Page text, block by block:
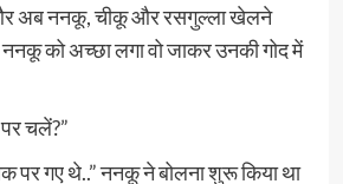
अब ननकू, चीकू और रसगुल्ला खेलने
को अच्छा लगा वो जाकर उनकी गोद में
चलें?”
पर गए थे..” ननकू ने बोलना शुरू किया था